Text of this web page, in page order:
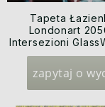
Tapeta
Londonart
Intersezioni
2020
zapytaj o